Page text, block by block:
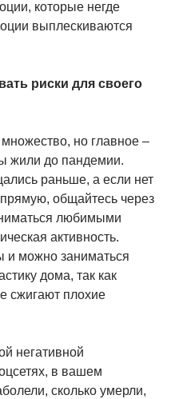
которые негде
выплескиваются
риски для своего
но главное –
жили до пандемии.
раньше, а если нет
общайтесь через
любимыми
активность.
и можно заниматься
дома, так как
сжигают плохие
негативной
в вашем
сколько умерли,